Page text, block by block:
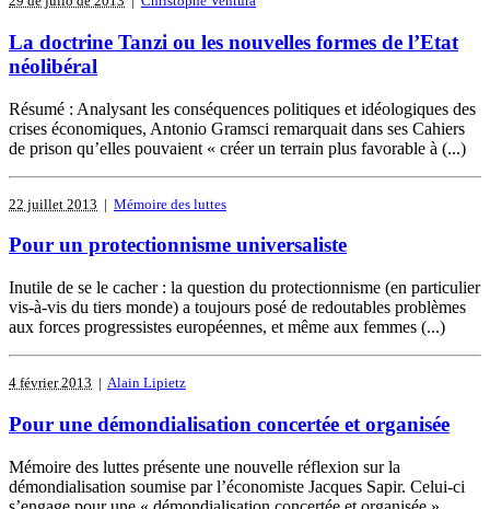
La doctrine Tanzi ou les nouvelles formes de l’Etat
néolibéral
Résumé : Analysant les conséquences politiques et idéologiques des
crises économiques, Antonio Gramsci remarquait dans ses Cahiers
de prison qu’elles pouvaient « créer un terrain plus favorable à (...)
22 juillet 2013 | Mémoire des luttes
Pour un protectionnisme universaliste
Inutile de se le cacher : la question du protectionnisme (en particulier
vis-à-vis du tiers monde) a toujours posé de redoutables problèmes
aux forces progressistes européennes, et même aux femmes (...)
4 février 2013 | Alain Lipietz
Pour une démondialisation concertée et organisée
Mémoire des luttes présente une nouvelle réflexion sur la
démondialisation soumise par l’économiste Jacques Sapir. Celui-ci